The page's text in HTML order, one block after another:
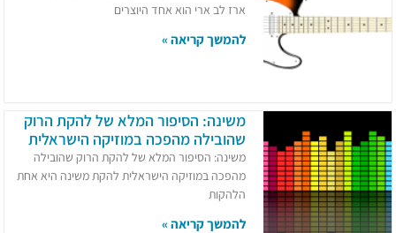
ארז לב ארי הוא אחד היוצרים
להמשך קריאה »
משינה: הסיפור המלא של להקת הרוק
שהובילה מהפכה במוזיקה הישראלית
משינה: הסיפור המלא של להקת הרוק שהובילה
מהפכה במוזיקה הישראלית להקת משינה היא אחת
הלהקות
להמשך קריאה »